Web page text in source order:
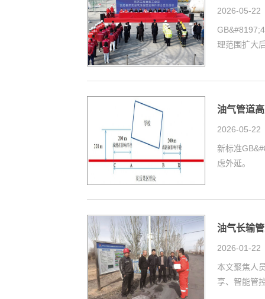
2026-05-22
理范围扩大
油气管道
2026-05-22
新标准
虑外延。
油气长输
2026-01-22
本文聚焦人
享、智能管